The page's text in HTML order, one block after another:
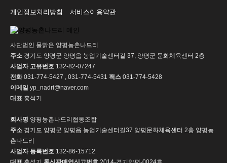
개인정보처리방침 서비스이용약관
사단법인 물맑은 양평농촌나드리
주소 경기도 양평군 양평읍 농업기술센터길 37, 양평군 문화체육센터 2층
사업자 고유번호 132-82-07247
전화031-774-5427 , 031-774-5431 팩스 031-774-5428
이메일 yp_nadri@naver.com
대표 홍석기
회사명 양평농촌나드리협동조합
주소 경기도 양평군 양평읍 농업기술센터길37 양평문화체육센터 2층 양평농
촌나드리
사업자 등록번호 132-86-15712